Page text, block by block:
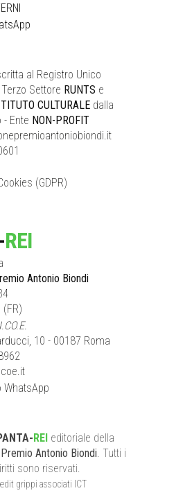
al Registro Unico
Settore RUNTS e
CULTURALE dalla
- Ente NON-PROFIT
(GDPR)
REI
Antonio Biondi
10 - 00187 Roma
WhatsApp
REI editoriale della
Antonio Biondi . Tutti i
sono riservati.
grippi associati ICT